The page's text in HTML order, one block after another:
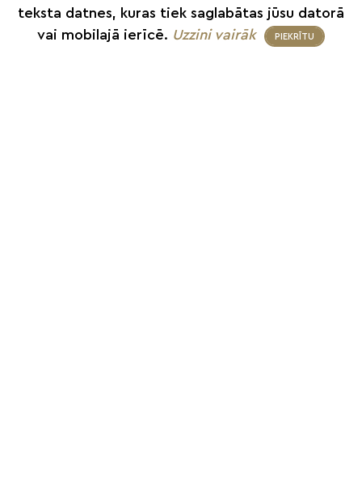
teksta datnes, kuras tiek saglabātas jūsu datorā
vai mobilajā ierīcē. Uzzini vairāk PIEKRĪTU